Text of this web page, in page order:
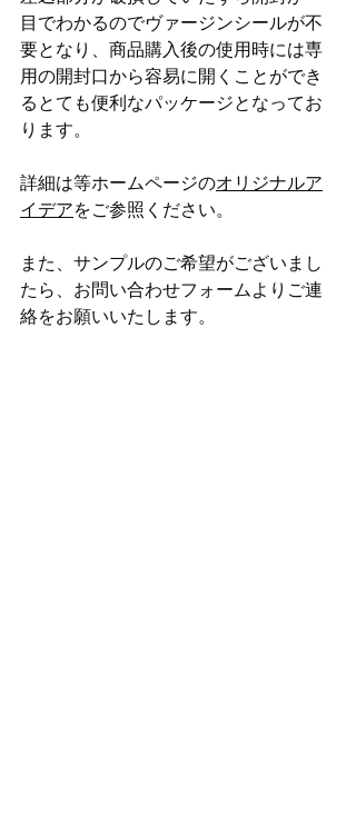
目でわかるのでヴァージンシールが不
要となり、商品購入後の使用時には専
用の開封口から容易に開くことができ
るとても便利なパッケージとなってお
ります。
詳細は等ホームページのオリジナルア
イデアをご参照ください。
また、サンプルのご希望がございまし
たら、お問い合わせフォームよりご連
絡をお願いいたします。